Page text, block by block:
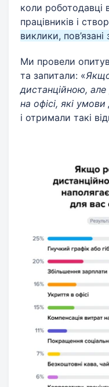
коли роботодавці
працівників і
виклики,
Ми провели
та запитали: «
дистанційною,
на офісі, які
і отримали такі